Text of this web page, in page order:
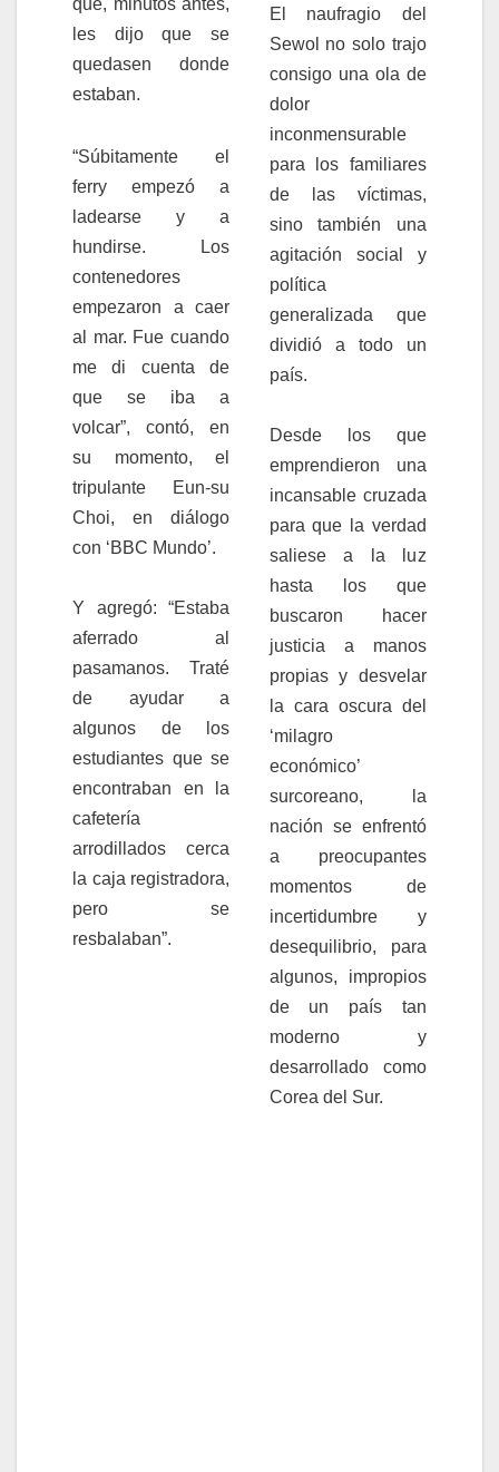
les dijo que se
quedasen donde
estaban.
“Súbitamente el
ferry empezó a
ladearse y a
hundirse. Los
contenedores
empezaron a caer
al mar. Fue cuando
me di cuenta de
que se iba a
volcar”, contó, en
su momento, el
tripulante Eun-su
Choi, en diálogo
con ‘BBC Mundo’.
Y agregó: “Estaba
aferrado al
pasamanos. Traté
de ayudar a
algunos de los
estudiantes que se
encontraban en la
cafetería
arrodillados cerca
la caja registradora,
pero se
resbalaban”.
El naufragio del
Sewol no solo trajo
consigo una ola de
dolor
inconmensurable
para los familiares
de las víctimas,
sino también una
agitación social y
política
generalizada que
dividió a todo un
país.
Desde los que
emprendieron una
incansable cruzada
para que la verdad
saliese a la luz
hasta los que
buscaron hacer
justicia a manos
propias y desvelar
la cara oscura del
‘milagro
económico’
surcoreano, la
nación se enfrentó
a preocupantes
momentos de
incertidumbre y
desequilibrio, para
algunos, impropios
de un país tan
moderno y
desarrollado como
Corea del Sur.